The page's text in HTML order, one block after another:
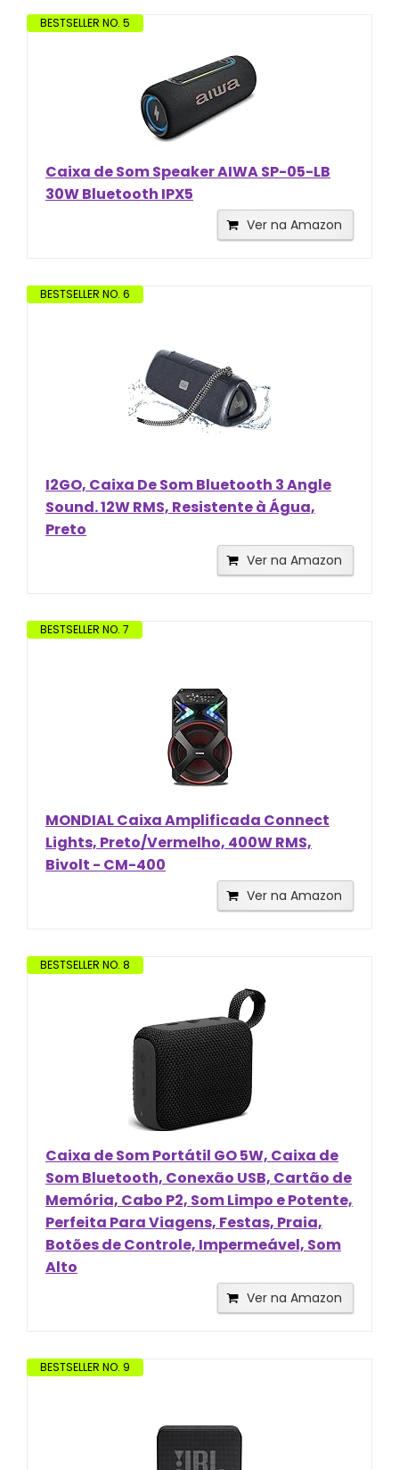
BESTSELLER NO. 5
Caixa de Som Speaker AIWA SP-05-LB
30W Bluetooth IPX5
Ver na Amazon
BESTSELLER NO. 6
I2GO, Caixa De Som Bluetooth 3 Angle
Sound. 12W RMS, Resistente à Água,
Preto
Ver na Amazon
BESTSELLER NO. 7
MONDIAL Caixa Amplificada Connect
Lights, Preto/Vermelho, 400W RMS,
Bivolt - CM-400
Ver na Amazon
BESTSELLER NO. 8
Caixa de Som Portátil GO 5W, Caixa de
Som Bluetooth, Conexão USB, Cartão de
Memória, Cabo P2, Som Limpo e Potente,
Perfeita Para Viagens, Festas, Praia,
Botões de Controle, Impermeável, Som
Alto
Ver na Amazon
BESTSELLER NO. 9